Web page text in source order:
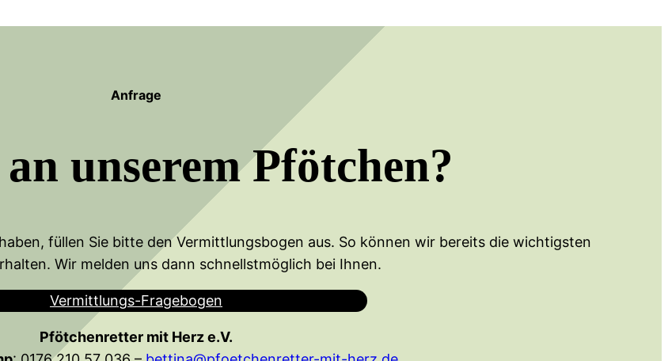
Anfrage
unserem Pfötchen?
füllen Sie bitte den Vermittlungsbogen aus. So können wir bereits die wichtigsten
Wir melden uns dann schnellstmöglich bei Ihnen.
Vermittlungs-Fragebogen
Pfötchenretter mit Herz e.V.